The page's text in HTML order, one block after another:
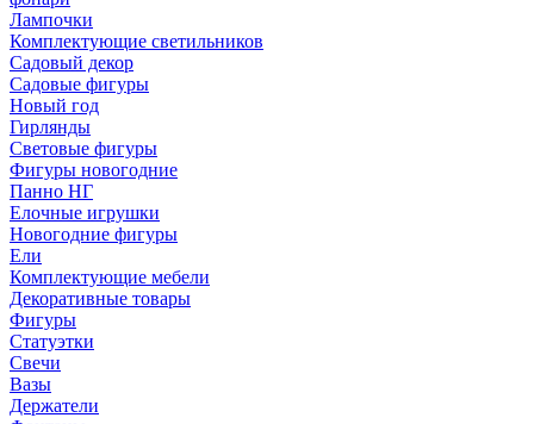
Лампочки
Комплектующие светильников
Садовый декор
Садовые фигуры
Новый год
Гирлянды
Световые фигуры
Фигуры новогодние
Панно НГ
Елочные игрушки
Новогодние фигуры
Ели
Комплектующие мебели
Декоративные товары
Фигуры
Статуэтки
Свечи
Вазы
Держатели